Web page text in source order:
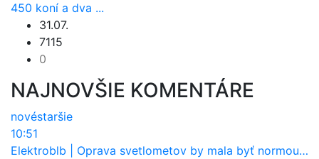
450 koní a dva ...
31.07.
7115
0
NAJNOVŠIE KOMENTÁRE
novéstaršie
10:51
Elektroblb
Oprava svetlometov by mala byť normou. Jeden nový dnes stojí priemerne 1251 eur!